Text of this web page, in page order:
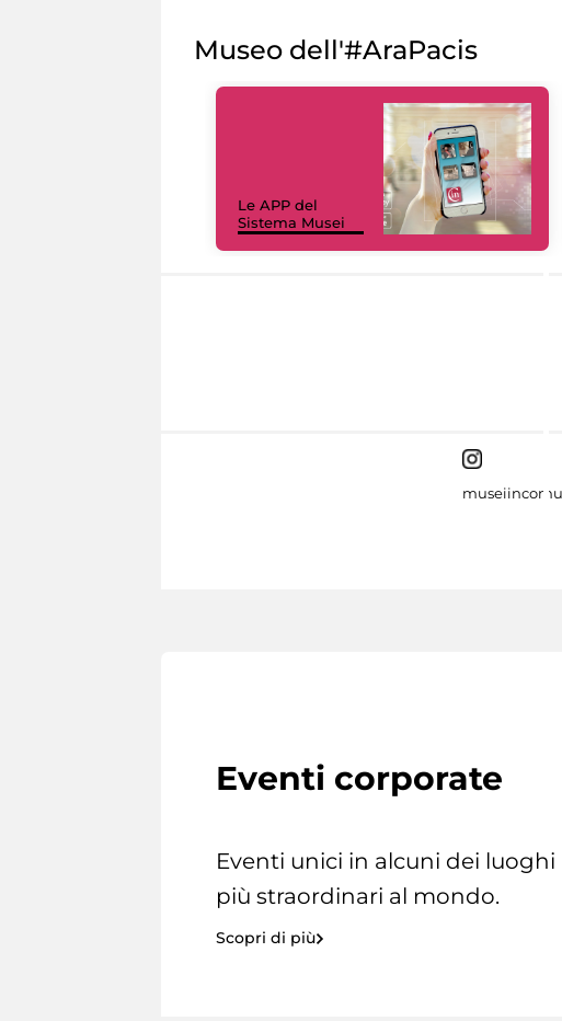
Museo dell'#AraPacis
Le APP del
Sistema Musei
Eventi corporate
Eventi unici in alcuni dei luoghi
più straordinari al mondo.
Scopri di più